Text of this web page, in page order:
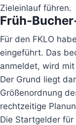
Zieleinlauf führen.
Früh-
Für den FKLO
eingeführt. Das
anmeldet, wird
Der Grund liegt
Größenordnung
rechtzeitige
Die Startgelder